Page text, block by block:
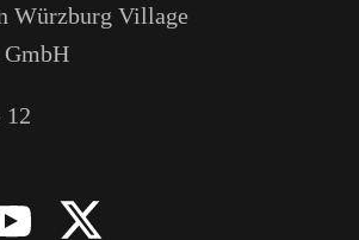
Würzburg Village
12